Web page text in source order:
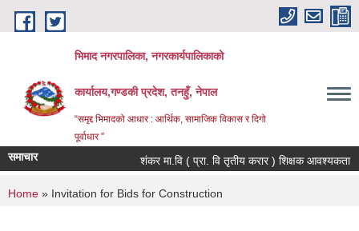
Skip to main content
भिमाद नगरपालिका, नगरकार्यपालिकाको
कार्यालय,गण्डकी प्रदेश, तनहुँ, नेपाल
“समृद्द भिमादको आधार : आर्थिक, सामाजिक विकास र दिगो
पूर्वाधार ”
समाचार शंकर मा.वि ( प्रा. वि तृतीय करार ) शिक्षक आवश्यकता
You are here
Home » Invitation for Bids for Construction